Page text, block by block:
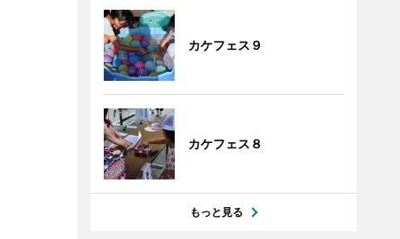
カケフェス９
カケフェス８
もっと見る